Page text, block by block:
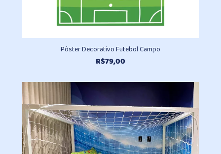
Pôster Decorativo Futebol Campo
R$79,00